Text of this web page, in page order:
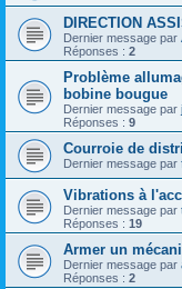
DIRECTION
Dernier message par
Réponses : 2
Problème
bobine bougue
Dernier message par
Réponses : 9
Courroie de
Dernier message par
Vibrations à
Dernier message par
Réponses : 19
Armer un
Dernier message par
Réponses : 2